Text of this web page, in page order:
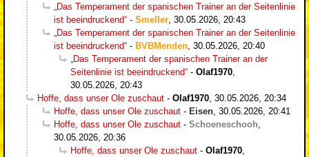
„Das Temperament der spanischen Trainer an der Seitenlinie
ist beeindruckend“ - Smeller 30.05.2026, 20:43
„Das Temperament der spanischen Trainer an der Seitenlinie
ist beeindruckend“ - BVBMenden 30.05.2026, 20:40
„Das Temperament der spanischen Trainer an der
Seitenlinie ist beeindruckend“ - Olaf1970
30.05.2026, 20:43
Hoffe, dass unser Ole zuschaut - Olaf1970 30.05.2026, 20:34
Hoffe, dass unser Ole zuschaut - Eisen 30.05.2026, 20:41
Hoffe, dass unser Ole zuschaut - Schoeneschooh
30.05.2026, 20:36
Hoffe, dass unser Ole zuschaut - Olaf1970